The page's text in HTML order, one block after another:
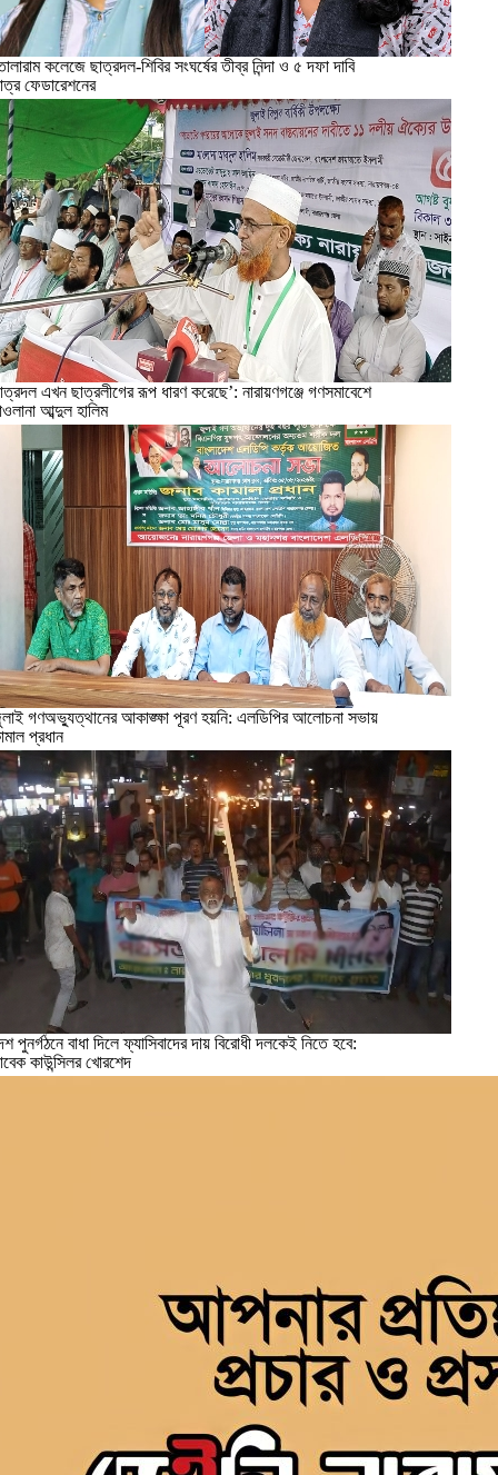
কলেজে ছাত্রদল-শিবির সংঘর্ষের তীব্র নিন্দা ও ৫ দফা দাবি
ফেডারেশনের
এখন ছাত্রলীগের রূপ ধারণ করেছে’: নারায়ণগঞ্জে গণসমাবেশে
আব্দুল হালিম
গণঅভ্যুত্থানের আকাঙ্ক্ষা পূরণ হয়নি: এলডিপির আলোচনা সভায়
প্রধান
পুনর্গঠনে বাধা দিলে ফ্যাসিবাদের দায় বিরোধী দলকেই নিতে হবে:
কাউন্সিলর খোরশেদ